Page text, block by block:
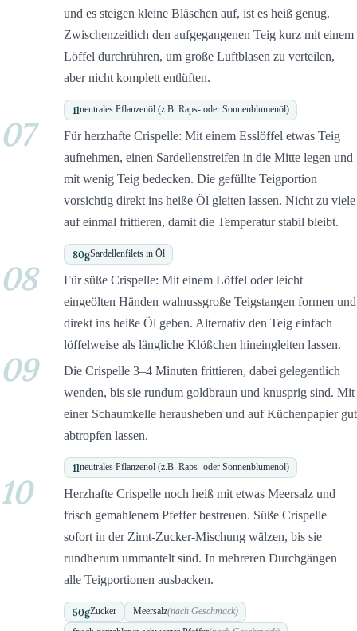
und es steigen kleine Bläschen auf, ist es heiß genug.
Zwischenzeitlich den aufgegangenen Teig kurz mit einem
Löffel durchrühren, um große Luftblasen zu verteilen,
aber nicht komplett entlüften.
1lneutrales Pflanzenöl (z.B. Raps- oder Sonnenblumenöl)
07
Für herzhafte Crispelle: Mit einem Esslöffel etwas Teig
aufnehmen, einen Sardellenstreifen in die Mitte legen und
mit wenig Teig bedecken. Die gefüllte Teigportion
vorsichtig direkt ins heiße Öl gleiten lassen. Nicht zu viele
auf einmal frittieren, damit die Temperatur stabil bleibt.
80gSardellenfilets in Öl
08
Für süße Crispelle: Mit einem Löffel oder leicht
eingeölten Händen walnussgroße Teigstangen formen und
direkt ins heiße Öl geben. Alternativ den Teig einfach
löffelweise als längliche Klößchen hineingleiten lassen.
09
Die Crispelle 3–4 Minuten frittieren, dabei gelegentlich
wenden, bis sie rundum goldbraun und knusprig sind. Mit
einer Schaumkelle herausheben und auf Küchenpapier gut
abtropfen lassen.
1lneutrales Pflanzenöl (z.B. Raps- oder Sonnenblumenöl)
10
Herzhafte Crispelle noch heiß mit etwas Meersalz und
frisch gemahlenem Pfeffer bestreuen. Süße Crispelle
sofort in der Zimt-Zucker-Mischung wälzen, bis sie
rundherum ummantelt sind. In mehreren Durchgängen
alle Teigportionen ausbacken.
50gZucker Meersalz(nach Geschmack)